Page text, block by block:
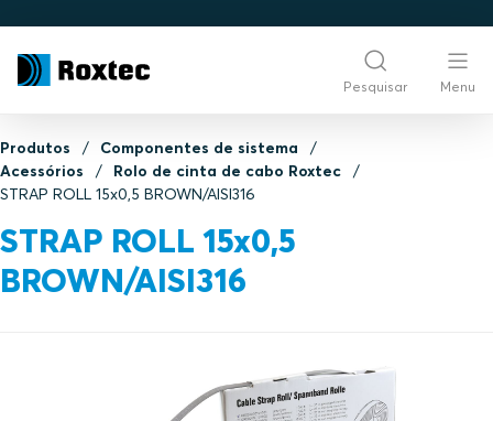
Pesquisar Menu
Produtos
Componentes de sistema
Acessórios
Rolo de cinta de cabo Roxtec
STRAP ROLL 15x0,5 BROWN/AISI316
STRAP ROLL 15x0,5
BROWN/AISI316